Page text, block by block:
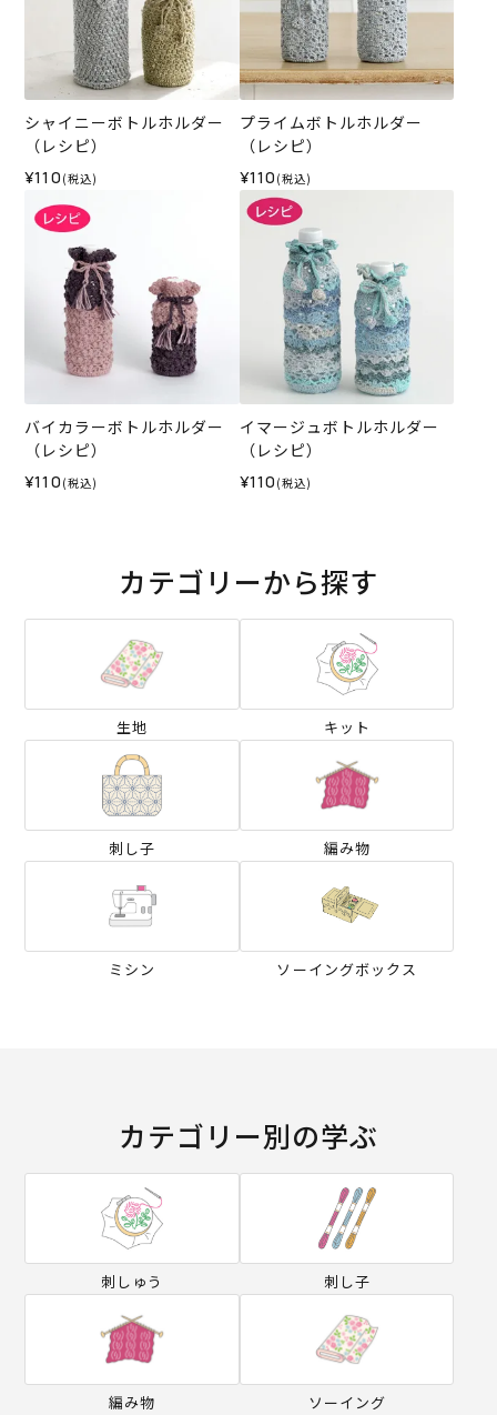
シャイニーボトルホルダー
（レシピ）
¥110 (税込)
プライムボトルホルダー
（レシピ）
¥110 (税込)
バイカラーボトルホルダー
（レシピ）
¥110 (税込)
イマージュボトルホルダー
（レシピ）
¥110 (税込)
カテゴリーから探す
生地 キット
刺し子 編み物
ミシン ソーイングボックス
カテゴリー別の学ぶ
刺しゅう 刺し子
編み物 ソーイング